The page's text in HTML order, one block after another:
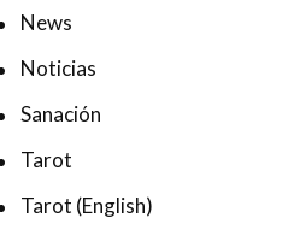
News
Noticias
Sanación
Tarot
Tarot (English)